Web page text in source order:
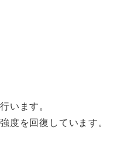
います。
度を回復しています。